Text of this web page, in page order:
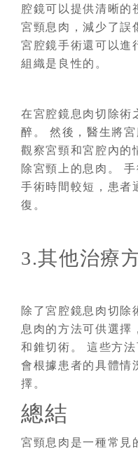
腔鏡可以提供清晰的
宮頸息肉，減少了誤
宮腔鏡手術還可以進
組織是良性的。
在宮腔鏡息肉切除術
醉。 然後，醫生將
觀察宮頸和宮腔內的
除宮頸上的息肉。
手術時間較短，患者
復。
3.其他治療
除了宮腔鏡息肉切除
息肉的方法可供選擇
和錐切術。 這些方
會根據患者的具體情
擇。
總結
宮頸息肉是一種常見